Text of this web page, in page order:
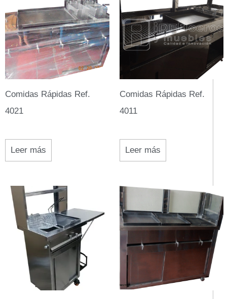
Comidas Rápidas Ref.
4021
Leer más
Comidas Rápidas Ref.
4011
Leer más